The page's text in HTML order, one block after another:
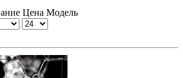
Цена Модель